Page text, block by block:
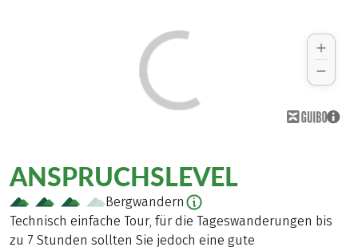
ANSPRUCHSLEVEL
Bergwandern
Technisch einfache Tour, für die Tageswanderungen bis
zu 7 Stunden sollten Sie jedoch eine gute